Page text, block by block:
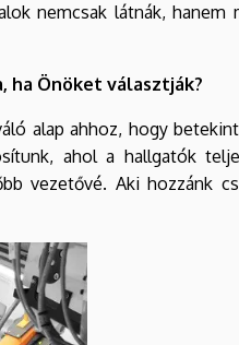
nemcsak látnák,
ha Önöket választják?
alap ahhoz, hogy
ahol a hallgatók
vezetővé. Aki hozzánk